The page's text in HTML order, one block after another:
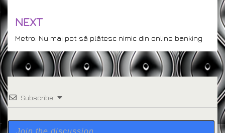
NEXT
Metro: Nu mai pot să plătesc nimic din online banking
Subscribe